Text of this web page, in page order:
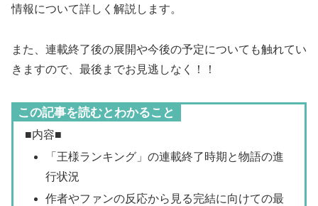
情報について詳しく解説します。
また、連載終了後の展開や今後の予定についても触れてい
きますので、最後までお見逃しなく！！
この記事を読むとわかること
■内容■
「王様ランキング」の連載終了時期と物語の進
行状況
作者やファンの反応から見る完結に向けての最